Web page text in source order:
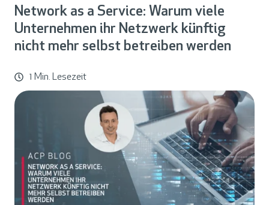
Network as a Service: Warum viele
Unternehmen ihr Netzwerk künftig
nicht mehr selbst betreiben werden
1 Min. Lesezeit